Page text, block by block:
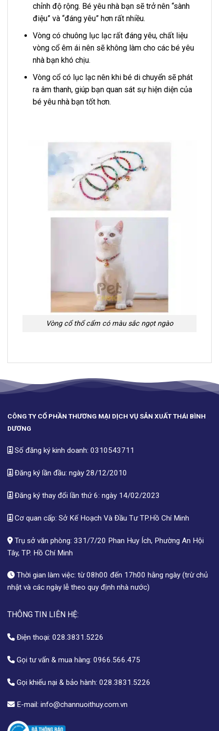
chỉnh độ rộng. Bé yêu nhà bạn sẽ trở nên “sành
điệu” và “đáng yêu” hơn rất nhiều.
Vòng có chuông lục lạc rất đáng yêu, chất liệu
vòng cổ êm ái nên sẽ không làm cho các bé yêu
nhà bạn khó chịu.
Vòng cổ có lục lạc nên khi bé di chuyển sẽ phát
ra âm thanh, giúp bạn quan sát sự hiện diện của
bé yêu nhà bạn tốt hơn.
Vòng cổ thổ cẩm có màu sắc ngọt ngào
CÔNG TY CỔ PHẦN THƯƠNG MẠI DỊCH VỤ SẢN XUẤT THÁI BÌNH
DƯƠNG
Số đăng ký kinh doanh: 0310543711
Đăng ký lần đầu: ngày 28/12/2010
Đăng ký thay đổi lần thứ 6: ngày 14/02/2023
Cơ quan cấp: Sở Kế Hoạch Và Đầu Tư TP.Hồ Chí Minh
Trụ sở văn phòng: 331/7/20 Phan Huy Ích, Phường An Hội
Tây, TP. Hồ Chí Minh
Thời gian làm việc: từ 08h00 đến 17h00 hằng ngày (trừ chủ
nhật và các ngày lễ theo quy định nhà nước)
THÔNG TIN LIÊN HỆ:
Điện thoại: 028.3831.5226
Gọi tư vấn & mua hàng: 0966.566.475
Gọi khiếu nại & bảo hành: 028.3831.5226
E-mail: info@channuoithuy.com.vn